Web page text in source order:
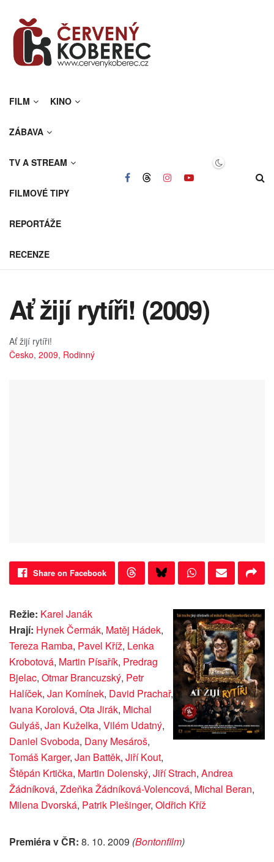
FILM KINO
ZÁBAVA
TV A STREAM
FILMOVÉ TIPY
REPORTÁŽE
RECENZE
Ať žijí rytíři! (2009)
Ať žijí rytíři!
Česko, 2009, Rodinný
Share on Facebook
Režie: Karel Janák
Hrají: Hynek Čermák, Matěj Hádek,
Tereza Ramba, Pavel Kříž, Lenka
Krobotová, Martin Písařík, Predrag
Bjelac, Otmar Brancuzský, Petr
Halíček, Jan Komínek, David Prachař,
Ivana Korolová, Ota Jirák, Michal
Gulyáš, Jan Kuželka, Vilém Udatný,
Daniel Svoboda, Dany Mesároš,
Tomáš Karger, Jan Battěk, Jiří Kout,
Štěpán Krtička, Martin Dolenský, Jiří Strach, Andrea
Žádníková, Zdeňka Žádníková-Volencová, Michal Beran,
Milena Dvorská, Patrik Plešinger, Oldřich Kříž
Premiéra v ČR: 8. 10. 2009 (Bontonfilm)